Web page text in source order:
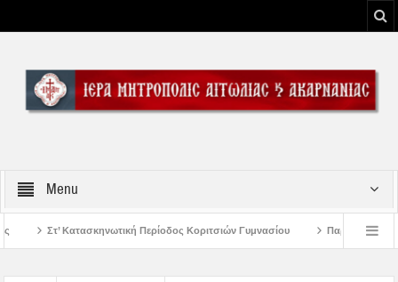
Menu
Κοριτσιών Γυμνασίου Παρακλήσεις πρώτης εβδομάδος